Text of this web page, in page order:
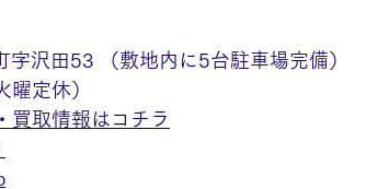
沢田53 （敷地内に5台駐車場完備）
定休）
買取情報はコチラ